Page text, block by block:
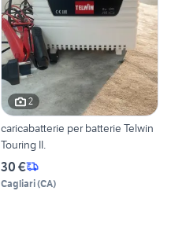
2
caricabatterie per batterie Telwin
Touring II.
30 €
Cagliari(CA)